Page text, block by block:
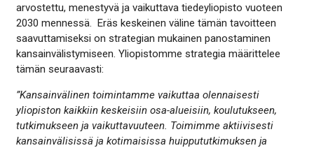
arvostettu, menestyvä ja vaikuttava tiedeyliopisto vuoteen
2030 mennessä. Eräs keskeinen väline tämän tavoitteen
saavuttamiseksi on strategian mukainen panostaminen
kansainvälistymiseen. Yliopistomme strategia määrittelee
tämän seuraavasti:
”Kansainvälinen toimintamme vaikuttaa olennaisesti
yliopiston kaikkiin keskeisiin osa-alueisiin, koulutukseen,
tutkimukseen ja vaikuttavuuteen. Toimimme aktiivisesti
kansainvälisissä ja kotimaisissa huippututkimuksen ja